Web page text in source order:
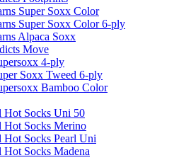
Super Soxx Color
Super Soxx Color 6-ply
Alpaca Soxx
Move
4-ply
Soxx Tweed 6-ply
Bamboo Color
Hot Socks Uni 50
Hot Socks Merino
Hot Socks Pearl Uni
Hot Socks Madena